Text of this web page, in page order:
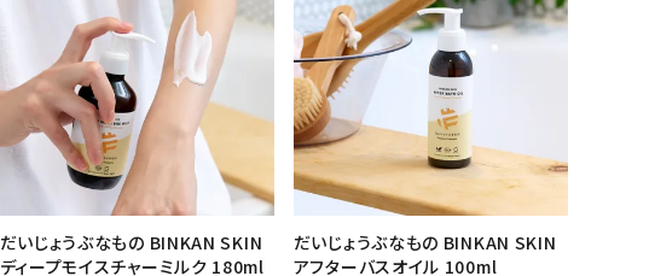
だいじょうぶなもの BINKAN SKIN
ディープモイスチャーミルク 180ml
だいじょうぶなもの BINKAN SKIN
アフターバスオイル 100ml